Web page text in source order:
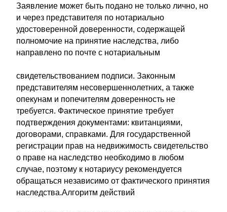
Заявление может быть подано не только лично, но
и через представителя по нотариально
удостоверенной доверенности, содержащей
полномочие на принятие наследства, либо
направлено по почте с нотариальным
свидетельствованием подписи. Законным
представителям несовершеннолетних, а также
опекунам и попечителям доверенность не
требуется. Фактическое принятие требует
подтверждения документами: квитанциями,
договорами, справками. Для государственной
регистрации прав на недвижимость свидетельство
о праве на наследство необходимо в любом
случае, поэтому к нотариусу рекомендуется
обращаться независимо от фактического принятия
наследства.Алгоритм действий